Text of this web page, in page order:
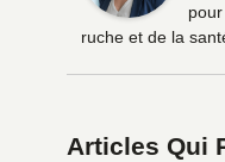
ruche et de la
Articles Qui